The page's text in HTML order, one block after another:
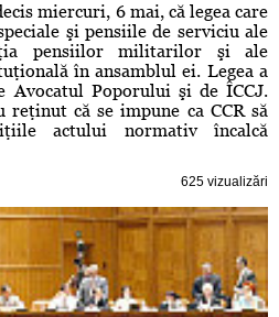
miercuri, 6 mai, că legea care
şi pensiile de serviciu ale
pensiilor militarilor şi ale
în ansamblul ei. Legea a
Avocatul Poporului şi de ÎCCJ.
reţinut că se impune ca CCR să
actului normativ încalcă
625 vizualizări